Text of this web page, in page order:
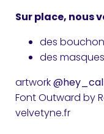
Sur place, nous
des
des masques
artwork
Font Outward by
velvetyne.fr